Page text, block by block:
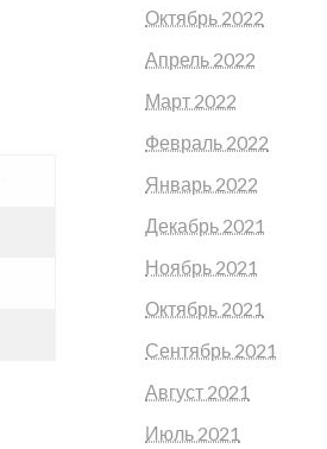
Октябрь 2022
Апрель 2022
Март 2022
Февраль 2022
Январь 2022
Декабрь 2021
Ноябрь 2021
Октябрь 2021
Сентябрь 2021
Август 2021
Июль 2021